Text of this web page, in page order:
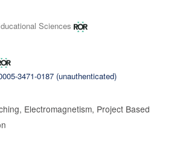
Sciences
3471-0187 (unauthenticated)
Electromagnetism, Project Based